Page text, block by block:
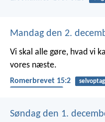
Mandag den 2.
Vi skal alle gøre, hvad vi
vores næste.
Romerbrevet 15:2
Søndag den 1.